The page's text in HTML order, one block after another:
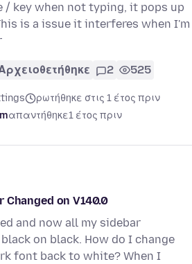
/ key when not typing, it pops up
is a issue it interferes when I'm
2 525
ρωτήθηκε στις 1 έτος πριν
απαντήθηκε1 έτος πριν
Changed on V140.0
and now all my sidebar
on black. How do I change
font back to white? When I